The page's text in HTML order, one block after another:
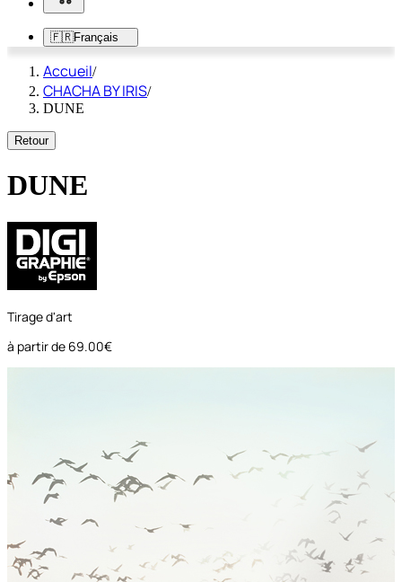
🇫🇷Français
Accueil/
CHACHA BY IRIS/
DUNE
Retour
DUNE
Tirage d'art
à partir de 69.00€